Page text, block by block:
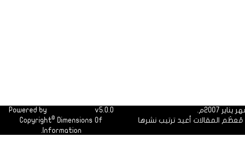
المقالات أعيد ترتيب نشرها
Powered by
v5.0.0
Copyright© Dimensions Of
Information.